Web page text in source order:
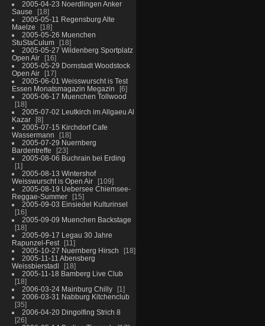
2005-04-23 Noerdlingen Anker
Sause
18
2005-05-11 Regensburg Alte
Maelze
18
2005-05-26 Muenchen
StuStaCulum
18
2005-05-27 Wildenberg Sportplatz
Open Air
16
2005-05-29 Dornstadt Woodstock
Open Air
17
2005-06-01 Weisswurscht is Test
Essen Monatsmagazin Megazin
6
2005-06-17 Muenchen Tollwood
18
2005-07-02 Leutkirch im Allgaeu Al
Kazar
8
2005-07-15 Kirchdorf Cafe
Wassermann
18
2005-07-29 Nuernberg
Bardentreffe
23
2005-08-06 Buchrain bei Erding
1
2005-08-13 Wintershof
Weisswurscht is Open Air
109
2005-08-19 Uebersee Chiemsee-
Reggae-Summer
15
2005-09-03 Einsiedel Kulturinsel
16
2005-09-09 Muenchen Backstage
18
2005-09-17 Legau 30 Jahre
Rapunzel-Fest
11
2005-10-27 Nuernberg Hirsch
18
2005-11-11 Abensberg
Weissbierstadl
18
2005-11-18 Bamberg Live Club
18
2006-03-24 Mainburg Chilly
1
2006-03-31 Nabburg Kitchenclub
35
2006-04-20 Dingolfing Strich 8
26